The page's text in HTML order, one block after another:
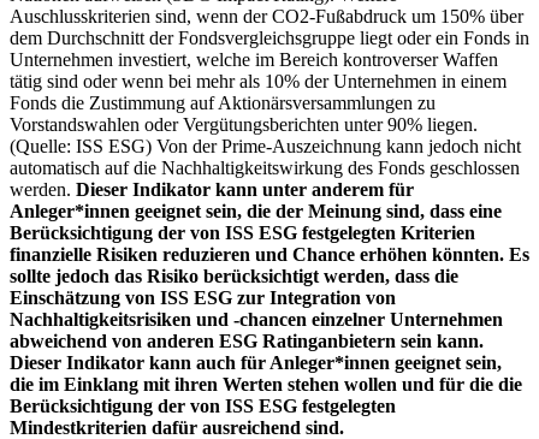
Auschlusskriterien sind, wenn der CO2-Fußabdruck um 150% über
dem Durchschnitt der Fondsvergleichsgruppe liegt oder ein Fonds in
Unternehmen investiert, welche im Bereich kontroverser Waffen
tätig sind oder wenn bei mehr als 10% der Unternehmen in einem
Fonds die Zustimmung auf Aktionärsversammlungen zu
Vorstandswahlen oder Vergütungsberichten unter 90% liegen.
(Quelle: ISS ESG) Von der Prime-Auszeichnung kann jedoch nicht
automatisch auf die Nachhaltigkeitswirkung des Fonds geschlossen
werden. Dieser Indikator kann unter anderem für
Anleger*innen geeignet sein, die der Meinung sind, dass eine
Berücksichtigung der von ISS ESG festgelegten Kriterien
finanzielle Risiken reduzieren und Chance erhöhen könnten. Es
sollte jedoch das Risiko berücksichtigt werden, dass die
Einschätzung von ISS ESG zur Integration von
Nachhaltigkeitsrisiken und -chancen einzelner Unternehmen
abweichend von anderen ESG Ratinganbietern sein kann.
Dieser Indikator kann auch für Anleger*innen geeignet sein,
die im Einklang mit ihren Werten stehen wollen und für die die
Berücksichtigung der von ISS ESG festgelegten
Mindestkriterien dafür ausreichend sind.